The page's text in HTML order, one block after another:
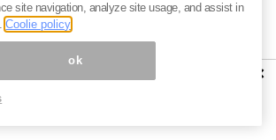
価が急速に戻したため、終値ベース
近くの含み益となってしまいました。
×
site navigation, analyze site usage, and assist in
Coolie policy
ok